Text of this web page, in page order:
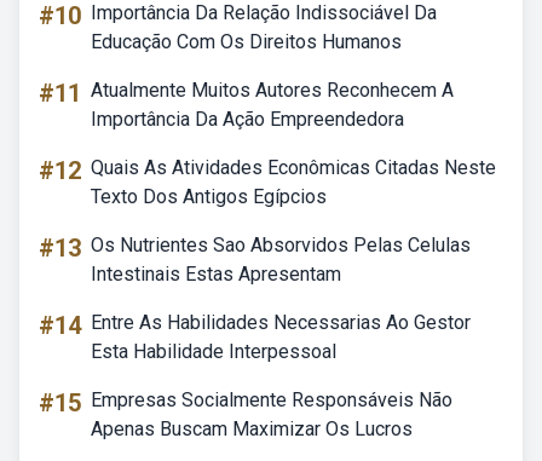
#10 Importância Da Relação Indissociável Da
Educação Com Os Direitos Humanos
#11 Atualmente Muitos Autores Reconhecem A
Importância Da Ação Empreendedora
#12 Quais As Atividades Econômicas Citadas Neste
Texto Dos Antigos Egípcios
#13 Os Nutrientes Sao Absorvidos Pelas Celulas
Intestinais Estas Apresentam
#14 Entre As Habilidades Necessarias Ao Gestor
Esta Habilidade Interpessoal
#15 Empresas Socialmente Responsáveis Não
Apenas Buscam Maximizar Os Lucros